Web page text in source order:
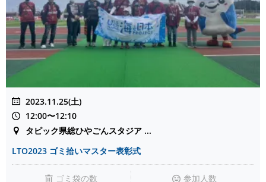
2023.11.25(土)
12:00〜12:10
タピック県総ひやごんスタジア ...
LTO2023 ゴミ拾いマスター表彰式
ゴミ袋の数 参加人数